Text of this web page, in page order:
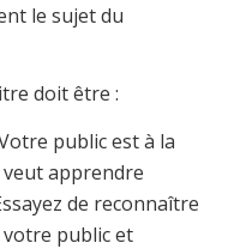
le sujet du
doit être :
public est à la
apprendre
de reconnaître
public et